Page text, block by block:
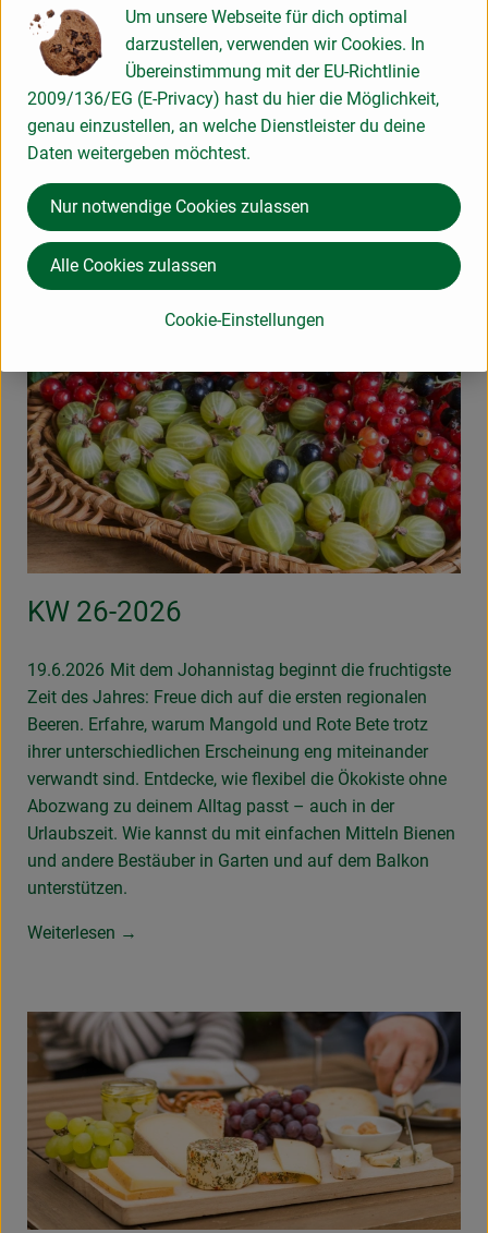
26.6.2026
Der Sommer zeigt sich von seiner
genussvollsten Seite: Freue dich auf saftiges Steinobst
wie Kirschen, Pfirsiche, Aprikosen und Pflaumen.
Entdecke die süße Vielfalt aromatischer Melonen und
finde deinen Favoriten für heiße Sommertage. Erfahre
Tour de Kas im Juli erwarten und wie du deine Ökokiste
auch an warmen Tagen optimal kühl und frisch hältst.
Weiterlesen →
KW 26-2026
19.6.2026 Mit dem Johannistag beginnt die fruchtigste
Zeit des Jahres: Freue dich auf die ersten regionalen
Beeren. Erfahre, warum Mangold und Rote Bete trotz
ihrer unterschiedlichen Erscheinung eng miteinander
verwandt sind. Entdecke, wie flexibel die Ökokiste ohne
Abozwang zu deinem Alltag passt – auch in der
Urlaubszeit. Wie kannst du mit einfachen Mitteln Bienen
und andere Bestäuber in Garten und auf dem Balkon
unterstützen.
Weiterlesen →
Um unsere Webseite für dich optimal
darzustellen, verwenden wir Cookies. In
Übereinstimmung mit der EU-Richtlinie
2009/136/EG (E-Privacy) hast du hier die Möglichkeit,
genau einzustellen, an welche Dienstleister du deine
Daten weitergeben möchtest.
Cookie-Einstellungen
Nur notwendige Cookies zulassen
Alle Cookies zulassen